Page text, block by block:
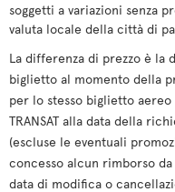
soggetti a variazioni senza
valuta locale della città di
La differenza di prezzo è la
biglietto al momento della
per lo stesso biglietto
TRANSAT alla data della
(escluse le eventuali
concesso alcun rimborso da
data di modifica o